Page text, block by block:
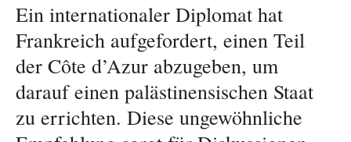
Ein internationaler Diplomat hat
Frankreich aufgefordert, einen Teil
der Côte d’Azur abzugeben, um
darauf einen palästinensischen Staat
zu errichten. Diese ungewöhnliche